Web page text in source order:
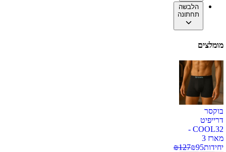
הלבשה
תחתונה
מומלצים
בוקסר
דרייפיט
COOL32 -
מארז 3
יחידות
₪95
₪127